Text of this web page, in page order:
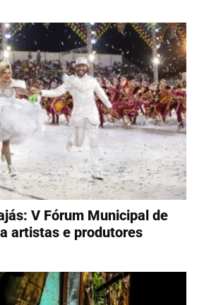
V Fórum Municipal de
artistas e produtores